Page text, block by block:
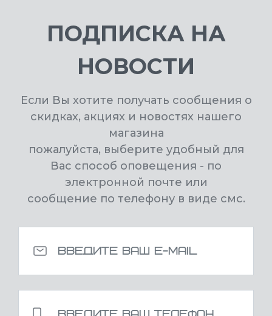
ПОДПИСКА НА
НОВОСТИ
Если Вы хотите получать сообщения о
скидках, акциях и новостях нашего
магазина
пожалуйста, выберите удобный для
Вас способ оповещения - по
электронной почте или
сообщение по телефону в виде смс.